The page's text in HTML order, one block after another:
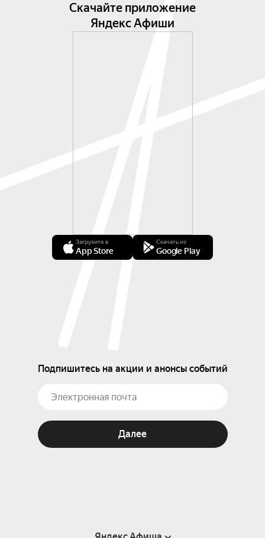
Скачайте приложение
Яндекс Афиши
Загрузите в
App Store
Скачать из
Google Play
Подпишитесь на акции и анонсы событий
Далее